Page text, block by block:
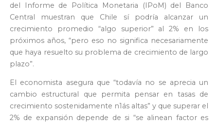
del Informe de Política Monetaria (IPoM) del Banco
Central muestran que Chile sí podría alcanzar un
crecimiento promedio “algo superior” al 2% en los
próximos años, “pero eso no significa necesariamente
que haya resuelto su problema de crecimiento de largo
plazo”.
El economista asegura que “todavía no se aprecia un
cambio estructural que permita pensar en tasas de
crecimiento sostenidamente n1ás altas” y que superar el
2% de expansión depende de si “se alinean factor es